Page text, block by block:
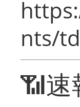
nts/
📶